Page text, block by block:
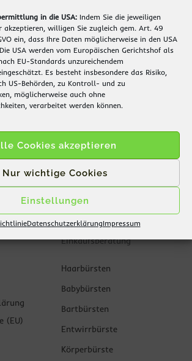
in die USA: Indem Sie die jeweiligen
akzeptieren, willigen Sie zugleich gem. Art. 49
ein, dass Ihre Daten möglicherweise in den USA
USA werden vom Europäischen Gerichtshof als
EU-Standards unzureichendem
Es besteht insbesondere das Risiko,
US-Behörden, zu Kontroll- und zu
möglicherweise auch ohne
verarbeitet werden können.
Cookies akzeptieren
Nur wichtige Cookies
Einstellungen
DatenschutzerklärungImpressum
mehr erfahren
Versand & Bezahlung
Sie sich hier über unsere flexiblen
und schnellen Versandoptionen.
mehr erfahren
(EU)
Einkaufsberatung
Haarbürsten
Babybürsten
Bartbürsten
Entwirrbürste
Körperbürste